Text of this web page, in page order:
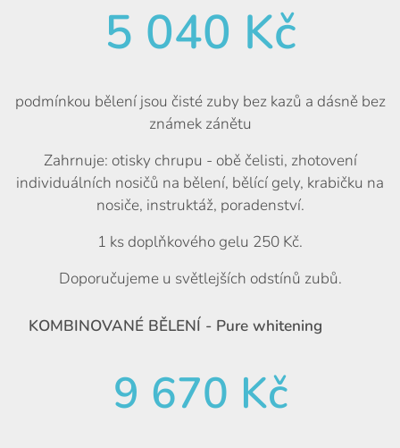
5 040 Kč
podmínkou bělení jsou čisté zuby bez kazů a dásně bez
známek zánětu
Zahrnuje: otisky chrupu - obě čelisti, zhotovení
individuálních nosičů na bělení, bělící gely, krabičku na
nosiče, instruktáž, poradenství.
1 ks doplňkového gelu 250 Kč.
Doporučujeme u světlejších odstínů zubů.
KOMBINOVANÉ BĚLENÍ - Pure whitening
9 670 Kč